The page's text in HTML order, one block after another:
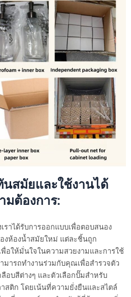
สมัยและใช้งานได้
มต้องการ:
าได้รับการออกแบบเพื่อตอบสนอง
งห้องน้ำสมัยใหม่ แต่ละชิ้นถูก
อให้มั่นใจในความสวยงามและการใช้
มารถทำงานร่วมกับคุณเพื่อสำรวจตัว
ลือบสีต่างๆ และตัวเลือกปั๊มสำหรับ
สติก โดยเน้นที่ความยั่งยืนและสไตล์